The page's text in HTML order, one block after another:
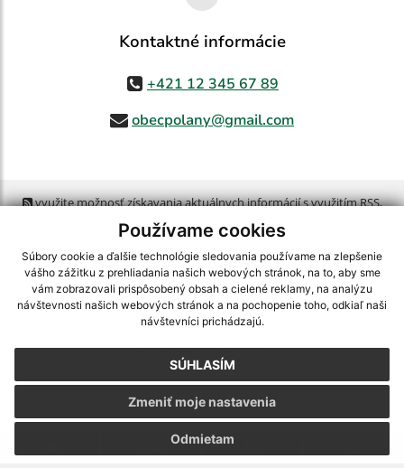
Používame cookies
Súbory cookie a ďalšie technológie sledovania používame na zlepšenie
vášho zážitku z prehliadania našich webových stránok, na to, aby sme
vám zobrazovali prispôsobený obsah a cielené reklamy, na analýzu
návštevnosti našich webových stránok a na pochopenie toho, odkiaľ naši
návštevníci prichádzajú.
SÚHLASÍM
Odmietam
Zmeniť moje nastavenia
Kontaktné informácie
+421 12 345 67 89
obecpolany@gmail.com
využite možnosť získavania aktuálnych informácií s využitím RSS,
CMS systém (redakčný) systém ECHELON 2, Mapa stránok
webex.digital, s.r.o.,domény,registrácia domény
spoločnosť webex.digital, s.r.o.,technický prevádzkovateľ
Posledná aktualizácia:06.08.2026
Vytlačiť stránku|Vyhlásenie o prístupnosti
webdesign